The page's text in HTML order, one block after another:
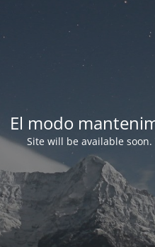
El modo
Site will be available